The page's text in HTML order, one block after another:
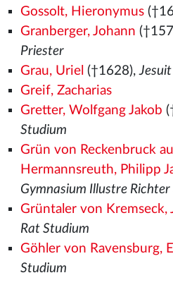
Gossolt, Hieronymus
Granberger, Johann
Priester
Grau, Uriel (†1628),Jesuit
Greif, Zacharias
Gretter, Wolfgang Jakob
Studium
Grün von Reckenbruck
Hermannsreuth, Philipp
Gymnasium Illustre
Grüntaler von Kremseck,
Rat Studium
Göhler von Ravensburg,
Studium